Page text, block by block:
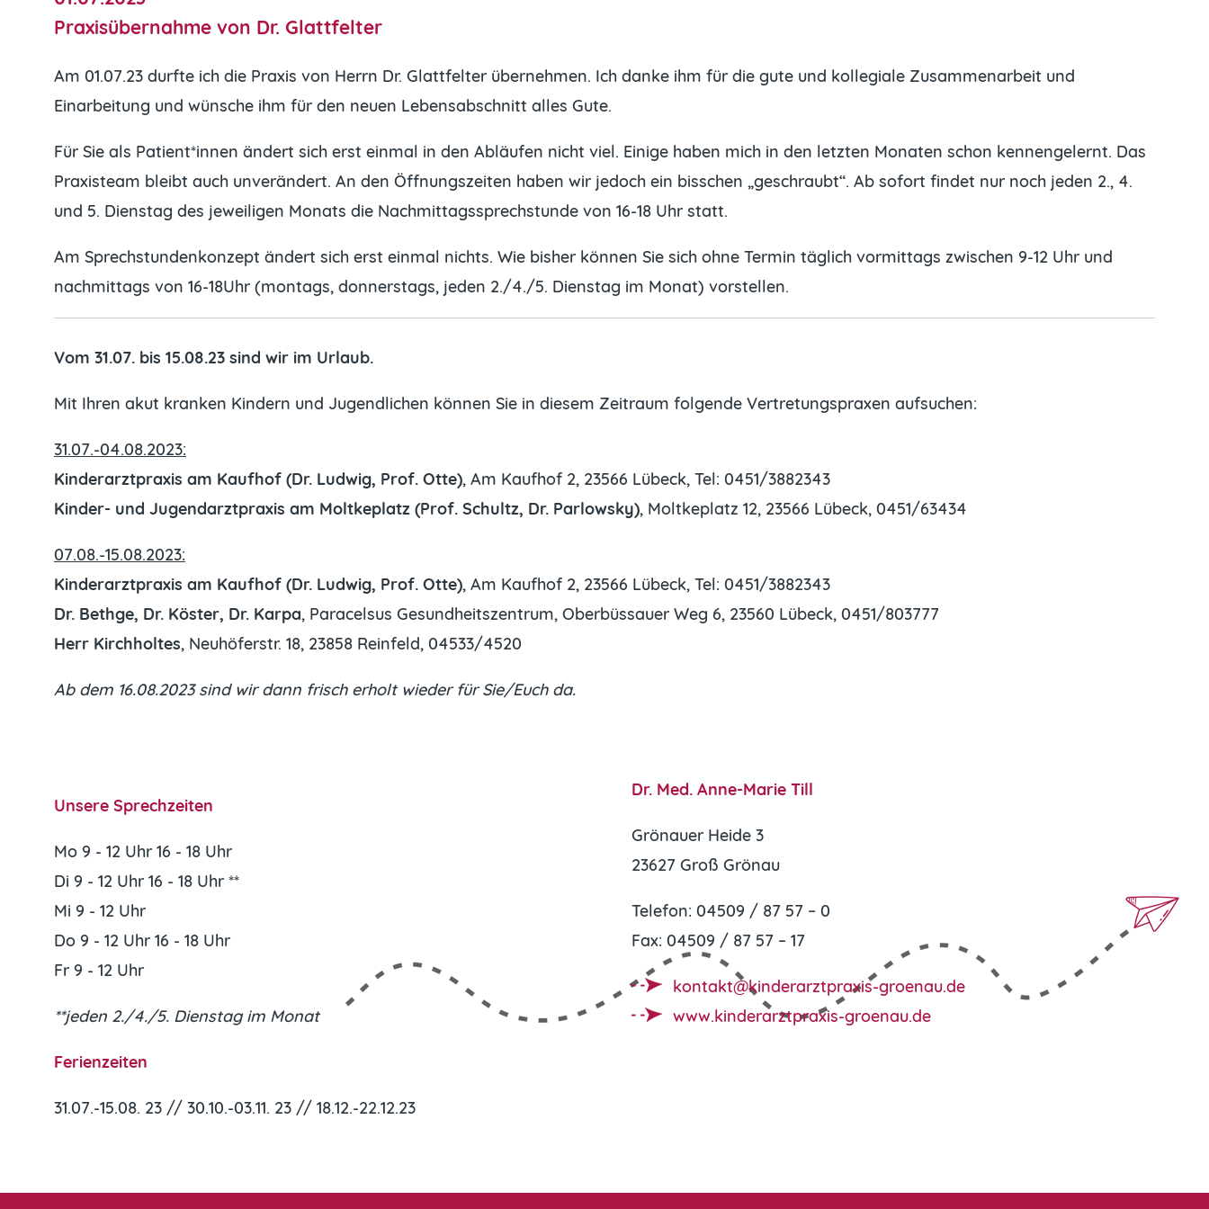
Praxisübernahme von Dr. Glattfelter
Am 01.07.23 durfte ich die Praxis von Herrn Dr. Glattfelter übernehmen. Ich danke ihm für die gute und kollegiale Zusammenarbeit und
Einarbeitung und wünsche ihm für den neuen Lebensabschnitt alles Gute.
Für Sie als Patient*innen ändert sich erst einmal in den Abläufen nicht viel. Einige haben mich in den letzten Monaten schon kennengelernt. Das
Praxisteam bleibt auch unverändert. An den Öffnungszeiten haben wir jedoch ein bisschen „geschraubt“. Ab sofort findet nur noch jeden 2., 4.
und 5. Dienstag des jeweiligen Monats die Nachmittagssprechstunde von 16-18 Uhr statt.
Am Sprechstundenkonzept ändert sich erst einmal nichts. Wie bisher können Sie sich ohne Termin täglich vormittags zwischen 9-12 Uhr und
nachmittags von 16-18Uhr (montags, donnerstags, jeden 2./4./5. Dienstag im Monat) vorstellen.
Vom 31.07. bis 15.08.23 sind wir im Urlaub.
Mit Ihren akut kranken Kindern und Jugendlichen können Sie in diesem Zeitraum folgende Vertretungspraxen aufsuchen:
31.07.-04.08.2023:
Kinderarztpraxis am Kaufhof (Dr. Ludwig, Prof. Otte), Am Kaufhof 2, 23566 Lübeck, Tel: 0451/3882343
Kinder- und Jugendarztpraxis am Moltkeplatz (Prof. Schultz, Dr. Parlowsky), Moltkeplatz 12, 23566 Lübeck, 0451/63434
07.08.-15.08.2023:
Kinderarztpraxis am Kaufhof (Dr. Ludwig, Prof. Otte), Am Kaufhof 2, 23566 Lübeck, Tel: 0451/3882343
Dr. Bethge, Dr. Köster, Dr. Karpa, Paracelsus Gesundheitszentrum, Oberbüssauer Weg 6, 23560 Lübeck, 0451/803777
Herr Kirchholtes, Neuhöferstr. 18, 23858 Reinfeld, 04533/4520
Ab dem 16.08.2023 sind wir dann frisch erholt wieder für Sie/Euch da.
Unsere Sprechzeiten
Mo 9 - 12 Uhr 16 - 18 Uhr
Di 9 - 12 Uhr 16 - 18 Uhr **
Mi 9 - 12 Uhr
Do 9 - 12 Uhr 16 - 18 Uhr
Fr 9 - 12 Uhr
**jeden 2./4./5. Dienstag im Monat
Ferienzeiten
31.07.-15.08. 23 // 30.10.-03.11. 23 // 18.12.-22.12.23
Dr. Med. Anne-Marie Till
Grönauer Heide 3
23627 Groß Grönau
Telefon: 04509 / 87 57 – 0
Fax: 04509 / 87 57 – 17
kontakt@kinderarztpraxis-groenau.de
www.kinderarztpraxis-groenau.de